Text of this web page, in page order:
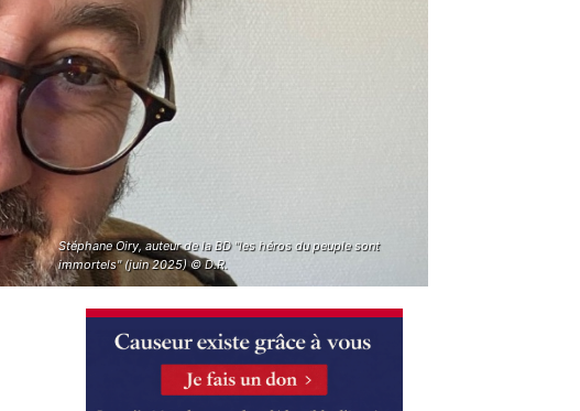
Stéphane Oiry, auteur de la BD "les héros du peuple sont
immortels" (juin 2025) © D.R.